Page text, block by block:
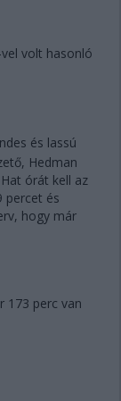
volt hasonló
és lassú
Hedman
órát kell az
percet és
hogy már
173 perc van